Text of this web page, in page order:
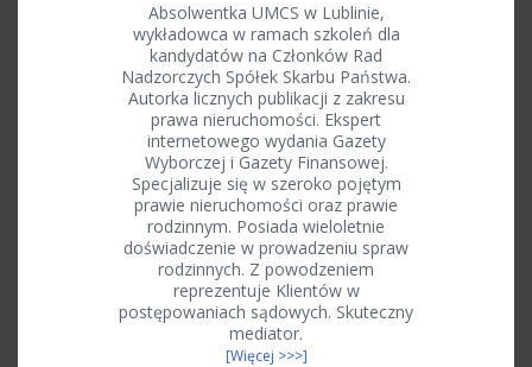
Absolwentka UMCS w Lublinie,
wykładowca w ramach szkoleń dla
kandydatów na Członków Rad
Nadzorczych Spółek Skarbu Państwa.
Autorka licznych publikacji z zakresu
prawa nieruchomości. Ekspert
internetowego wydania Gazety
Wyborczej i Gazety Finansowej.
Specjalizuje się w szeroko pojętym
prawie nieruchomości oraz prawie
rodzinnym. Posiada wieloletnie
doświadczenie w prowadzeniu spraw
rodzinnych. Z powodzeniem
reprezentuje Klientów w
postępowaniach sądowych. Skuteczny
mediator.
[Więcej >>>]